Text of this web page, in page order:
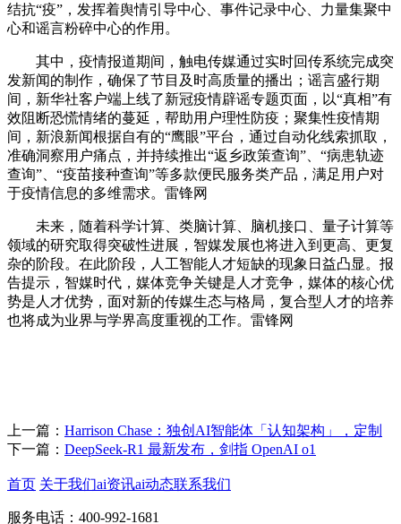
结抗“疫”，发挥着舆情引导中心、事件记录中心、力量集聚中
心和谣言粉碎中心的作用。
其中，疫情报道期间，触电传媒通过实时回传系统完成突
发新闻的制作，确保了节目及时高质量的播出；谣言盛行期
间，新华社客户端上线了新冠疫情辟谣专题页面，以“真相”有
效阻断恐慌情绪的蔓延，帮助用户理性防疫；聚集性疫情期
间，新浪新闻根据自有的“鹰眼”平台，通过自动化线索抓取，
准确洞察用户痛点，并持续推出“返乡政策查询”、“病患轨迹
查询”、“疫苗接种查询”等多款便民服务类产品，满足用户对
于疫情信息的多维需求。雷锋网
未来，随着科学计算、类脑计算、脑机接口、量子计算等
领域的研究取得突破性进展，智媒发展也将进入到更高、更复
杂的阶段。在此阶段，人工智能人才短缺的现象日益凸显。报
告提示，智媒时代，媒体竞争关键是人才竞争，媒体的核心优
势是人才优势，面对新的传媒生态与格局，复合型人才的培养
也将成为业界与学界高度重视的工作。雷锋网
上一篇： Harrison Chase：独创AI智能体「认知架构」，定制
下一篇： DeepSeek-R1 最新发布，剑指 OpenAI o1
首页 关于我们ai资讯ai动态联系我们
服务电话：400-992-1681